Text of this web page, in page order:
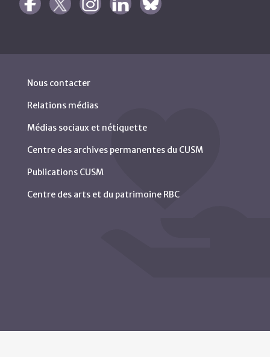
Nous contacter
Relations médias
Médias sociaux et nétiquette
Centre des archives permanentes du CUSM
Publications CUSM
Centre des arts et du patrimoine RBC